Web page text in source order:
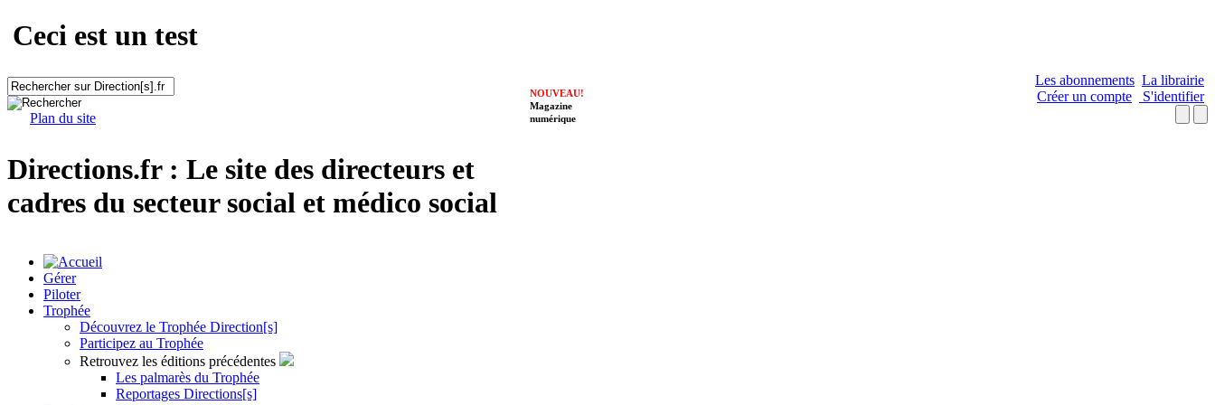
Ceci est un test
Plan du site
Les abonnements La librairie
Créer un compte
S'identifier
NOUVEAU!
Magazine
numérique
Directions.fr : Le site des directeurs et
cadres du secteur social et médico social
Gérer
Piloter
Trophée
Découvrez le Trophée Direction[s]
Participez au Trophée
Retrouvez les éditions précédentes
Les palmarès du Trophée
Reportages Directions[s]